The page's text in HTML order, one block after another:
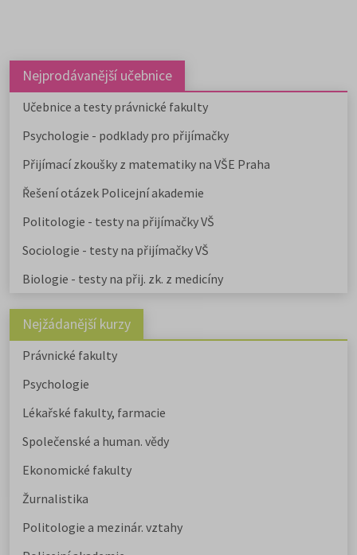
Nejprodávanější učebnice
Učebnice a testy právnické fakulty
Psychologie - podklady pro přijímačky
Přijímací zkoušky z matematiky na VŠE Praha
Řešení otázek Policejní akademie
Politologie - testy na přijímačky VŠ
Sociologie - testy na přijímačky VŠ
Biologie - testy na přij. zk. z medicíny
Nejžádanější kurzy
Právnické fakulty
Psychologie
Lékařské fakulty, farmacie
Společenské a human. vědy
Ekonomické fakulty
Žurnalistika
Politologie a mezinár. vztahy